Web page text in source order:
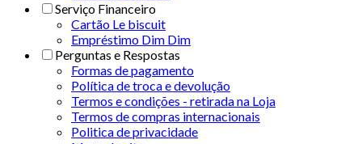
Serviço Financeiro
Cartão Le biscuit
Empréstimo Dim Dim
Perguntas e Respostas
Formas de pagamento
Política de troca e devolução
Termos e condições - retirada na Loja
Termos de compras internacionais
Politica de privacidade